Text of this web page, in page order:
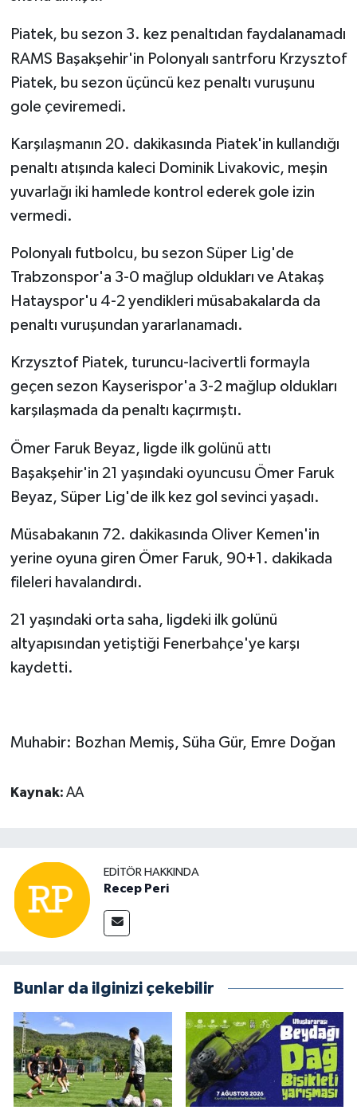
Piatek, bu sezon 3. kez penaltıdan faydalanamadı
RAMS Başakşehir'in Polonyalı santrforu Krzysztof
Piatek, bu sezon üçüncü kez penaltı vuruşunu
gole çeviremedi.
Karşılaşmanın 20. dakikasında Piatek'in kullandığı
penaltı atışında kaleci Dominik Livakovic, meşin
yuvarlağı iki hamlede kontrol ederek gole izin
vermedi.
Polonyalı futbolcu, bu sezon Süper Lig'de
Trabzonspor'a 3-0 mağlup oldukları ve Atakaş
Hatayspor'u 4-2 yendikleri müsabakalarda da
penaltı vuruşundan yararlanamadı.
Krzysztof Piatek, turuncu-lacivertli formayla
geçen sezon Kayserispor'a 3-2 mağlup oldukları
karşılaşmada da penaltı kaçırmıştı.
Ömer Faruk Beyaz, ligde ilk golünü attı
Başakşehir'in 21 yaşındaki oyuncusu Ömer Faruk
Beyaz, Süper Lig'de ilk kez gol sevinci yaşadı.
Müsabakanın 72. dakikasında Oliver Kemen'in
yerine oyuna giren Ömer Faruk, 90+1. dakikada
fileleri havalandırdı.
21 yaşındaki orta saha, ligdeki ilk golünü
altyapısından yetiştiği Fenerbahçe'ye karşı
kaydetti.
Muhabir: Bozhan Memiş, Süha Gür, Emre Doğan
Kaynak: AA
EDITÖR HAKKINDA
Recep Peri
Bunlar da ilginizi çekebilir